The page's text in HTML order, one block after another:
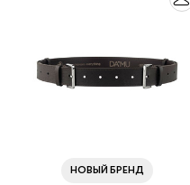
НОВЫЙ БРЕНД